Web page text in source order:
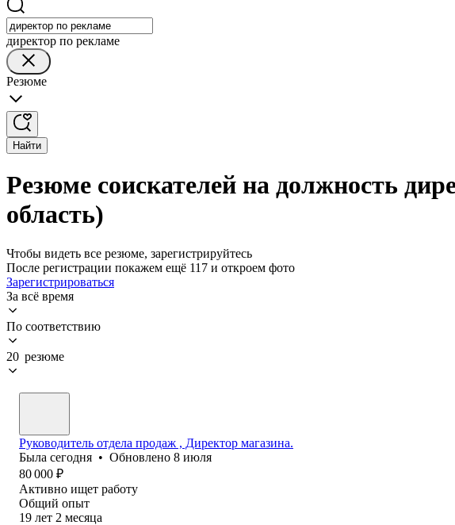
директор по рекламе
Резюме
Найти
Резюме соискателей на должность
область)
Чтобы видеть все резюме, зарегистрируйтесь
После регистрации покажем ещё 117 и откроем фото
Зарегистрироваться
За всё время
По соответствию
20 резюме
Руководитель отдела продаж , Директор магазина.
Была сегодня • Обновлено 8 июля
80 000 ₽
Активно ищет работу
Общий опыт
19 лет 2 месяца